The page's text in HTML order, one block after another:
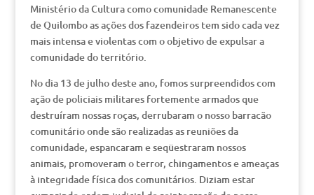
Ministério da Cultura como comunidade Remanescente
de Quilombo as ações dos fazendeiros tem sido cada vez
mais intensa e violentas com o objetivo de expulsar a
comunidade do território.
No dia 13 de julho deste ano, fomos surpreendidos com
ação de policiais militares fortemente armados que
destruíram nossas roças, derrubaram o nosso barracão
comunitário onde são realizadas as reuniões da
comunidade, espancaram e seqüestraram nossos
animais, promoveram o terror, chingamentos e ameaças
à integridade física dos comunitários. Diziam estar